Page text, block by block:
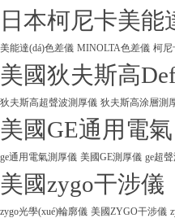
日本柯尼卡美能
美能達(dá)色差儀 MINOLTA色差儀 柯尼
美國狄夫斯高
狄夫斯高超聲波測厚儀 狄夫斯高涂層測
美國GE通用電氣
ge通用電氣測厚儀 美國GE測厚儀 ge超
美國zygo干涉儀
zygo光學(xué)輪廓儀 美國ZYGO干涉儀